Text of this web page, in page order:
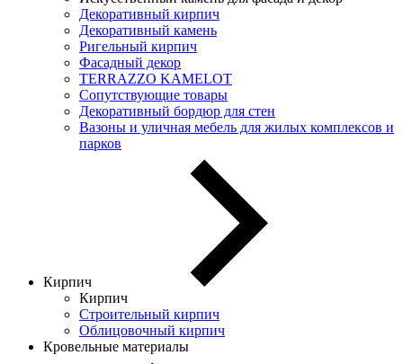
Декоративный кирпич
Декоративный камень
Ригельный кирпич
Фасадный декор
TERRAZZO KAMELOT
Сопутствующие товары
Декоративный бордюр для стен
Вазоны и уличная мебель для жилых комплексов и
парков
Кирпич
Кирпич
Строительный кирпич
Облицовочный кирпич
Кровельные материалы